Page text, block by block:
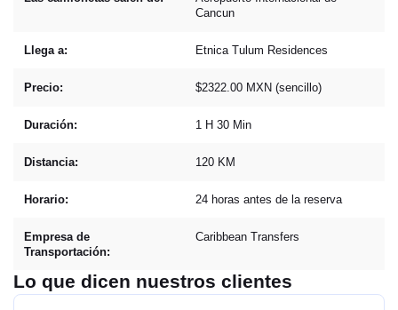
Cancun
Llega a: Etnica Tulum Residences
Precio: $2322.00 MXN (sencillo)
Duración: 1 H 30 Min
Distancia: 120 KM
Horario: 24 horas antes de la reserva
Empresa de
Transportación:
Caribbean Transfers
Lo que dicen nuestros clientes